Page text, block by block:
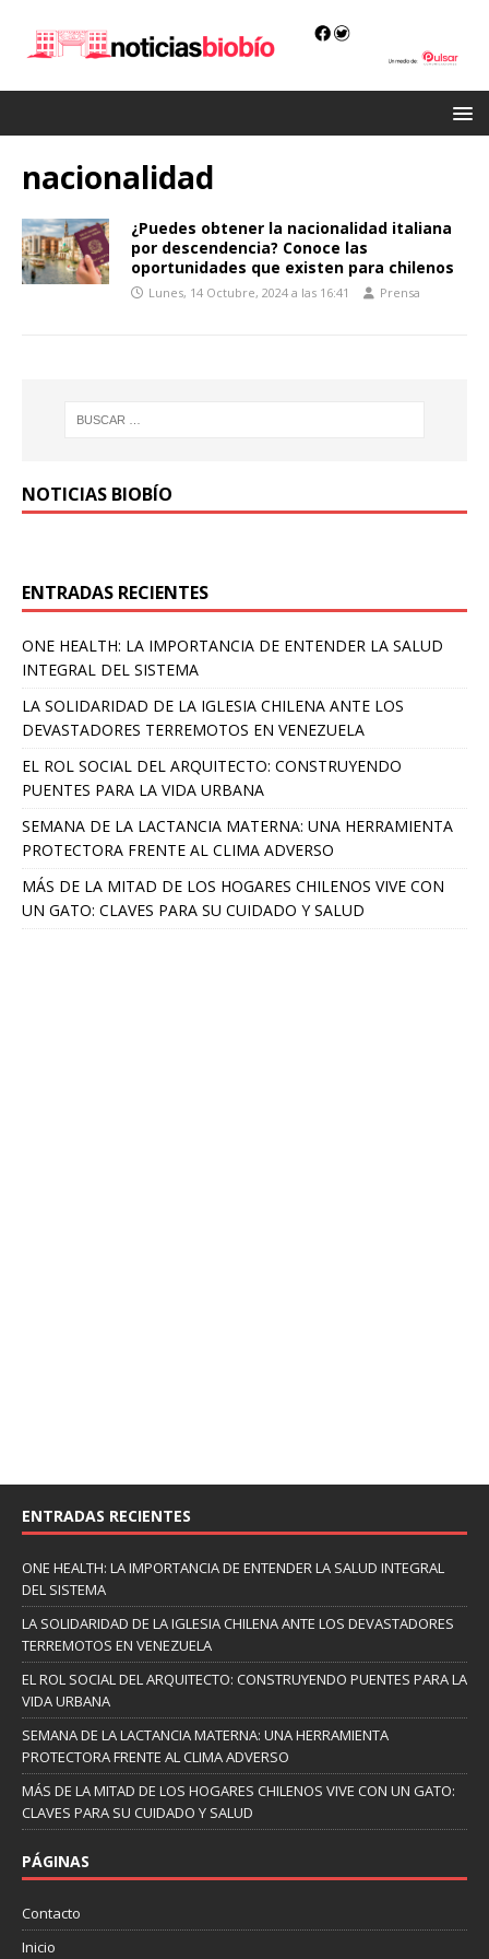
nacionalidad
¿Puedes obtener la nacionalidad italiana
por descendencia? Conoce las
oportunidades que existen para chilenos
Lunes, 14 Octubre, 2024 a las 16:41 Prensa
NOTICIAS BIOBÍO
ENTRADAS RECIENTES
ONE HEALTH: LA IMPORTANCIA DE ENTENDER LA SALUD
INTEGRAL DEL SISTEMA
LA SOLIDARIDAD DE LA IGLESIA CHILENA ANTE LOS
DEVASTADORES TERREMOTOS EN VENEZUELA
EL ROL SOCIAL DEL ARQUITECTO: CONSTRUYENDO
PUENTES PARA LA VIDA URBANA
SEMANA DE LA LACTANCIA MATERNA: UNA HERRAMIENTA
PROTECTORA FRENTE AL CLIMA ADVERSO
MÁS DE LA MITAD DE LOS HOGARES CHILENOS VIVE CON
UN GATO: CLAVES PARA SU CUIDADO Y SALUD
ENTRADAS RECIENTES
ONE HEALTH: LA IMPORTANCIA DE ENTENDER LA SALUD INTEGRAL
DEL SISTEMA
LA SOLIDARIDAD DE LA IGLESIA CHILENA ANTE LOS DEVASTADORES
TERREMOTOS EN VENEZUELA
EL ROL SOCIAL DEL ARQUITECTO: CONSTRUYENDO PUENTES PARA LA
VIDA URBANA
SEMANA DE LA LACTANCIA MATERNA: UNA HERRAMIENTA
PROTECTORA FRENTE AL CLIMA ADVERSO
MÁS DE LA MITAD DE LOS HOGARES CHILENOS VIVE CON UN GATO:
CLAVES PARA SU CUIDADO Y SALUD
PÁGINAS
Contacto
Inicio